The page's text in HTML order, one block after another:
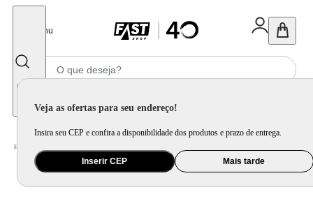
Menu
Veja as ofertas para seu endereço!
Insira seu CEP e confira a disponibilidade dos produtos e prazo de entrega.
Inserir CEP Mais tarde
Home